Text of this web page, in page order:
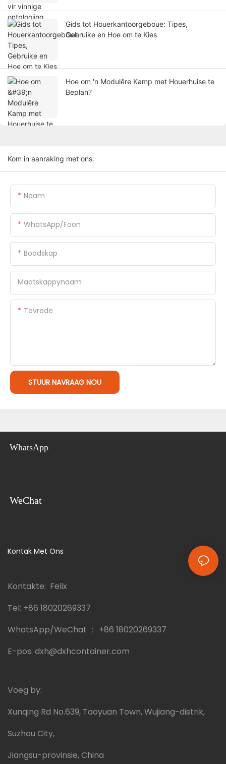
Gids tot Houerkantoorgeboue: Tipes,
Gebruike en Hoe om te Kies
Hoe om 'n Modulêre Kamp met Houerhuise te
Beplan?
Kom in aanraking met ons.
Naam
WhatsApp/foon
Boodskap
Maatskappynaam
Tevrede
STUUR NAVRAAG NOU
WhatsApp
WeChat
Kontak Met Ons
Kontakte: Felix
Tel: +86 18020269337
WhatsApp/WeChat ： +86 18020269337
E-pos: dxh@dxhcontainer.com
Voeg by:
Xunqing Rd No.639, Taoyuan Town, Wujiang-distrik,
Suzhou City,
Jiangsu-provinsie, China